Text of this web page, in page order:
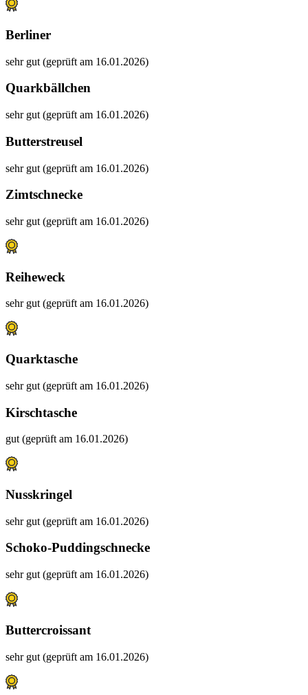
Berliner
sehr gut (geprüft am 16.01.2026)
Quarkbällchen
sehr gut (geprüft am 16.01.2026)
Butterstreusel
sehr gut (geprüft am 16.01.2026)
Zimtschnecke
sehr gut (geprüft am 16.01.2026)
Reiheweck
sehr gut (geprüft am 16.01.2026)
Quarktasche
sehr gut (geprüft am 16.01.2026)
Kirschtasche
gut (geprüft am 16.01.2026)
Nusskringel
sehr gut (geprüft am 16.01.2026)
Schoko-Puddingschnecke
sehr gut (geprüft am 16.01.2026)
Buttercroissant
sehr gut (geprüft am 16.01.2026)